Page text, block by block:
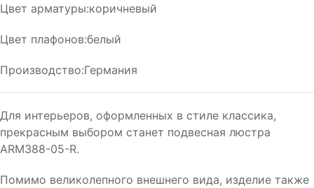
Цвет арматуры:коричневый
Цвет плафонов:белый
Производство:Германия
Для интерьеров, оформленных в стиле классика,
прекрасным выбором станет подвесная люстра
ARM388-05-R.
Помимо великолепного внешнего вида, изделие также